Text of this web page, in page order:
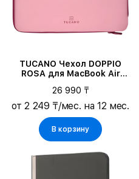
TUCANO Чехол DOPPIO
ROSA для MacBook Air
до 12"
26 990 ₸
от 2 249 ₸/мес. на 12 мес.
В корзину